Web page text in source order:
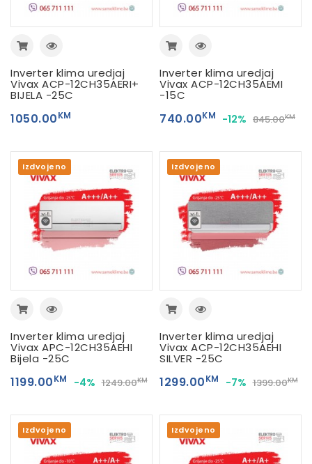
Inverter klima uredjaj
Vivax ACP-12CH35AERI+
BIJELA -25C
1050.00KM
Inverter klima uredjaj
Vivax ACP-12CH35AEMI
-15C
740.00KM -12% 845.00KM
Izdvojeno
Inverter klima uredjaj
Vivax APC-12CH35AEHI
Bijela -25C
1199.00KM -4% 1249.00KM
Izdvojeno
Inverter klima uredjaj
Vivax ACP-12CH35AEHI
SILVER -25C
1299.00KM -7% 1399.00KM
Izdvojeno Izdvojeno